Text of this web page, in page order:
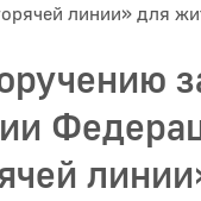
линии» для